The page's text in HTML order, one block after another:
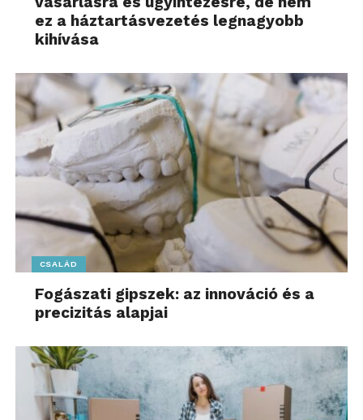
ez a háztartásvezetés legnagyobb
kihívása
CSALÁD
Fogászati gipszek: az innováció és a
precizitás alapjai